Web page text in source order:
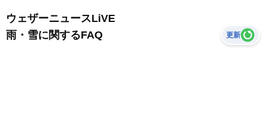
ウェザーニュースLiVE
雨・雪に関するFAQ
更新